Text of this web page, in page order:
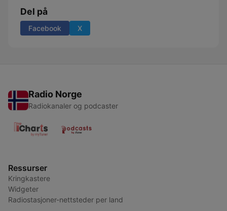
Del på
Facebook X
Radio Norge
Radiokanaler og podcaster
Ressurser
Kringkastere
Widgeter
Radiostasjoner-nettsteder per land